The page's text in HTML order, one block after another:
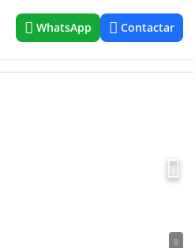
WhatsApp Contactar
8